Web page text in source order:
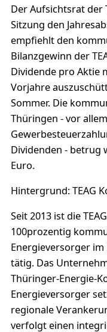
Der Aufsichtsrat der
Sitzung den
empfiehlt den
Bilanzgewinn der
Dividende pro Aktie
Vorjahre
Sommer. Die
Thüringen - vor
Dividenden - betrug
Euro.
Hintergrund: TEAG
Seit 2013 ist die
100prozentig
Energieversorger
tätig. Das
Thüringer-Energie-
Energieversorger
regionale
verfolgt einen